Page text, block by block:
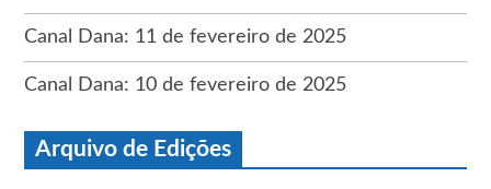
Canal Dana: 11 de fevereiro de 2025
Canal Dana: 10 de fevereiro de 2025
Arquivo de Edições